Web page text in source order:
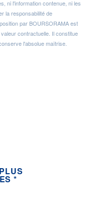
ni l'information contenue, ni les
la responsabilité de
par BOURSORAMA est
contractuelle. Il constitue
l'absolue maîtrise.
*